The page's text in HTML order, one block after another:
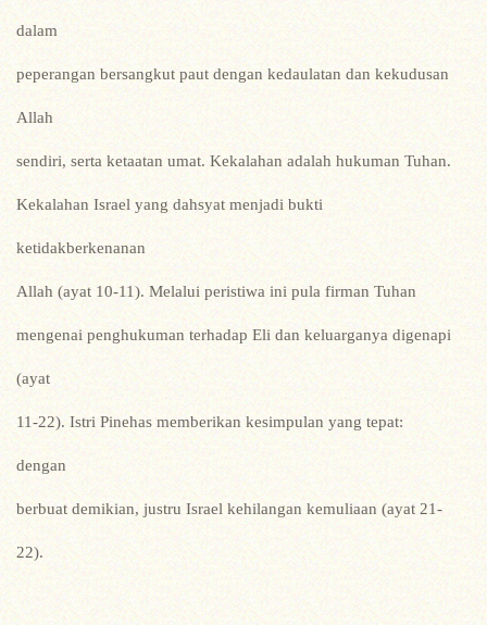
dalam
peperangan bersangkut paut dengan kedaulatan dan kekudusan
Allah
sendiri, serta ketaatan umat. Kekalahan adalah hukuman Tuhan.
Kekalahan Israel yang dahsyat menjadi bukti
ketidakberkenanan
Allah (ayat 10-11). Melalui peristiwa ini pula firman Tuhan
mengenai penghukuman terhadap Eli dan keluarganya digenapi
(ayat
11-22). Istri Pinehas memberikan kesimpulan yang tepat:
dengan
berbuat demikian, justru Israel kehilangan kemuliaan (ayat 21-
22).